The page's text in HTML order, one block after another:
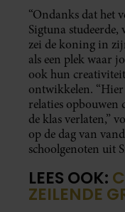
“Ondanks dat het
Sigtuna studeerde,
zei de koning in
als een plek waar
ook hun
ontwikkelen.
relaties opbouwen
de klas verlaten,”
op de dag van
schoolgenoten uit
LEES OOK:
ZEILENDE